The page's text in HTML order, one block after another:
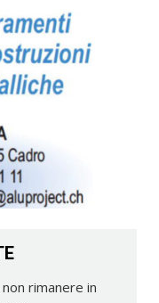
rimanere in